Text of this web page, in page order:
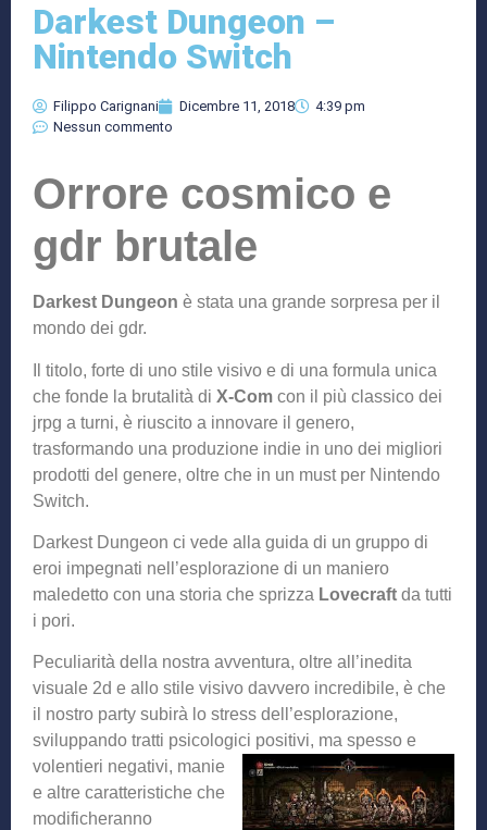
Darkest Dungeon –
Nintendo Switch
Filippo Carignani Dicembre 11, 2018
4:39 pm
Nessun commento
Orrore cosmico e
gdr brutale
Darkest Dungeon è stata una grande sorpresa per il
mondo dei gdr.
Il titolo, forte di uno stile visivo e di una formula unica
che fonde la brutalità di X-Com con il più classico dei
jrpg a turni, è riuscito a innovare il genero,
trasformando una produzione indie in uno dei migliori
prodotti del genere, oltre che in un must per Nintendo
Switch.
Darkest Dungeon ci vede alla guida di un gruppo di
eroi impegnati nell’esplorazione di un maniero
maledetto con una storia che sprizza Lovecraft da tutti
i pori.
Peculiarità della nostra avventura, oltre all’inedita
visuale 2d e allo stile visivo davvero incredibile, è che
il nostro party subirà lo stress dell’esplorazione,
sviluppando tratti psicologici positivi, ma spesso e
volentieri negativi, manie
e altre caratteristiche che
modificheranno